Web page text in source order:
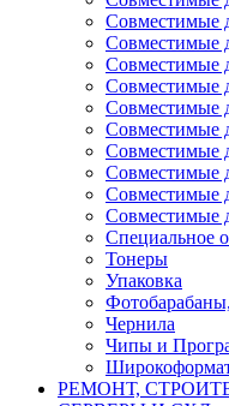
Совместимые
Совместимые
Совместимые
Совместимые
Совместимые
Совместимые
Совместимые
Совместимые
Совместимые
Совместимые
Специальное
Тонеры
Упаковка
Чернила
Чипы и
РЕМОНТ,